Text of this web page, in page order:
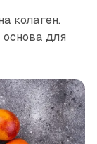
колаген.
для